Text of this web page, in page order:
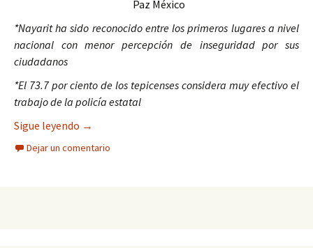
Paz México
*Nayarit ha sido reconocido entre los primeros lugares a nivel
nacional con menor percepción de inseguridad por sus
ciudadanos
*El 73.7 por ciento de los tepicenses considera muy efectivo el
trabajo de la policía estatal
Sigue leyendo En Nayarit, gente y gobierno revirtieron la
→
Dejar un comentario